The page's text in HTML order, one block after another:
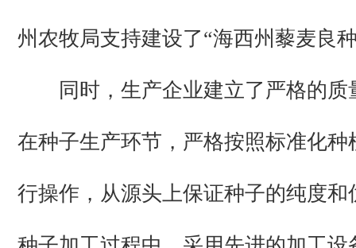
州农牧局支持建设了“海西州藜麦良
同时，生产企业建立了严格的质
在种子生产环节，严格按照标准化种
行操作，从源头上保证种子的纯度和